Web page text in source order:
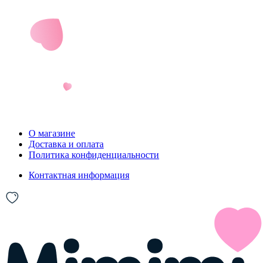
О магазине
Доставка и оплата
Политика конфиденциальности
Контактная информация